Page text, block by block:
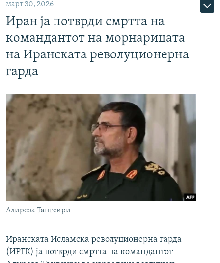
март 30, 2026
Иран ја потврди смртта на
командантот на морнарицата
на Иранската револуционерна
гарда
Алиреза Тангсири
Иранската Исламска револуционерна гарда
(ИРГК) ја потврди смртта на командантот